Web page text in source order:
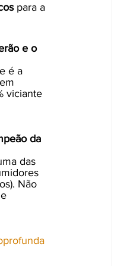
para a
e o
é a
viciante
da
das
Não